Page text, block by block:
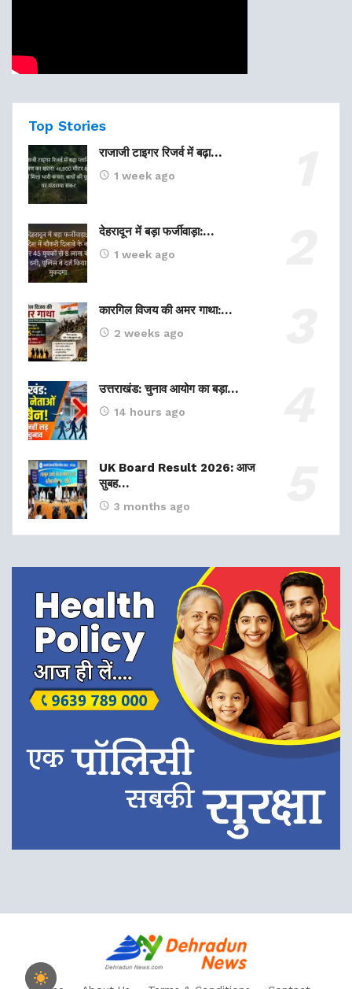
Top Stories
राजाजी टाइगर रिजर्व में बढ़ा…
1 week ago
देहरादून में बड़ा फर्जीवाड़ा:…
1 week ago
कारगिल विजय की अमर गाथा:…
2 weeks ago
उत्तराखंड: चुनाव आयोग का बड़ा…
14 hours ago
UK Board Result 2026: आज
सुबह…
3 months ago